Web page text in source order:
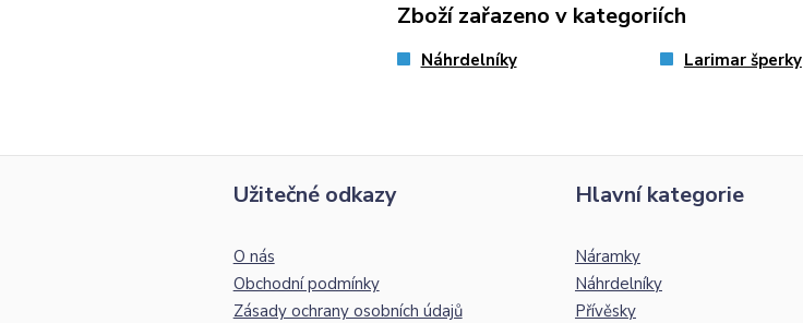
Zboží zařazeno v kategoriích
Náhrdelníky Larimar šperky
Užitečné odkazy
O nás
Obchodní podmínky
Zásady ochrany osobních údajů
Hlavní kategorie
Náramky
Náhrdelníky
Přívěsky